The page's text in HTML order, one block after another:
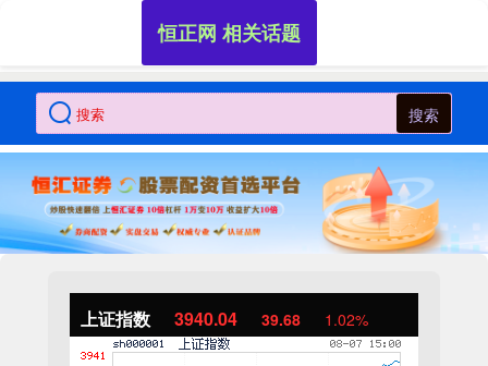
搜索
上证指数 3940.04 39.68 1.02%
恒正网 相关话题